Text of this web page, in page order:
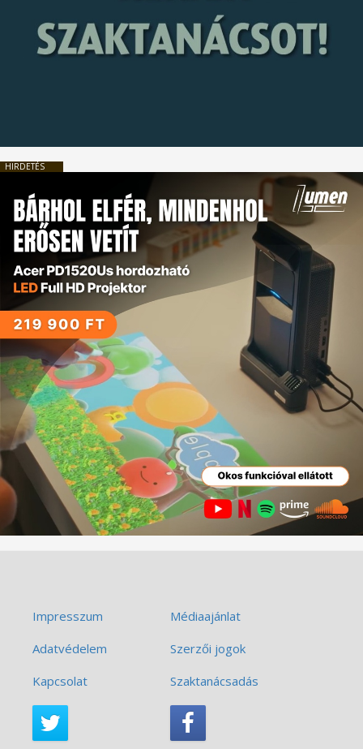
HIRDETÉS
Impresszum
Médiaajánlat
Adatvédelem
Szerzői jogok
Kapcsolat
Szaktanácsadás